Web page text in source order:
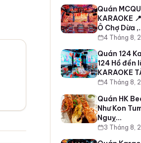
Quán
KARAOKE
Ô Chợ Dừa
4 Tháng 8,
Quán 124
124 Hồ đền
KARAOKE
4 Tháng 8,
Quán HK
Như Kon
Nguỵ…
3 Tháng 8,